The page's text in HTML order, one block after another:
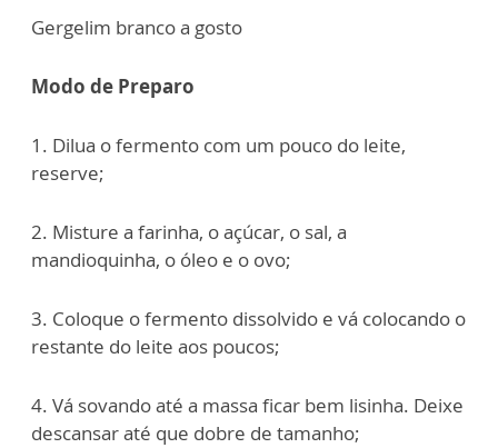
Gergelim branco a gosto
Modo de Preparo
1. Dilua o fermento com um pouco do leite,
reserve;
2. Misture a farinha, o açúcar, o sal, a
mandioquinha, o óleo e o ovo;
3. Coloque o fermento dissolvido e vá colocando o
restante do leite aos poucos;
4. Vá sovando até a massa ficar bem lisinha. Deixe
descansar até que dobre de tamanho;